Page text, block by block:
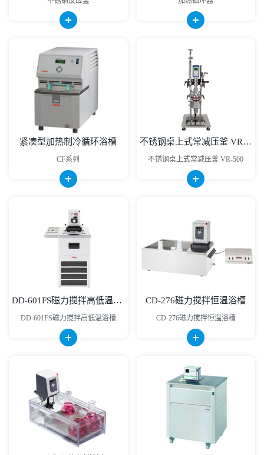
紧凑型加热制冷循环浴槽
CF系列
不锈钢桌上式常减压釜 VR-500
不锈钢桌上式常减压釜 VR-500
DD-601FS磁力搅拌高低温浴槽
DD-601FS磁力搅拌高低温浴槽
CD-276磁力搅拌恒温浴槽
CD-276磁力搅拌恒温浴槽